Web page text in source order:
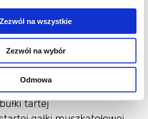
Zezwól na wszystkie
Zezwól na wybór
Odmowa
tartej